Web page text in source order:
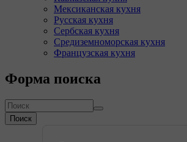
Мексиканская кухня
Русская кухня
Сербская кухня
Средиземноморская кухня
Французская кухня
Форма поиска
Поиск